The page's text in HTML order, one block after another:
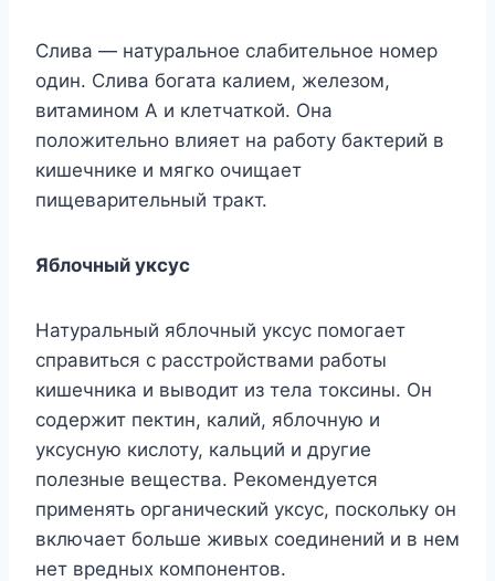
Слива — натуральное слабительное номер
один. Слива богата калием, железом,
витамином А и клетчаткой. Она
положительно влияет на работу бактерий в
кишечнике и мягко очищает
пищеварительный тракт.
Яблочный уксус
Натуральный яблочный уксус помогает
справиться с расстройствами работы
кишечника и выводит из тела токсины. Он
содержит пектин, калий, яблочную и
уксусную кислоту, кальций и другие
полезные вещества. Рекомендуется
применять органический уксус, поскольку он
включает больше живых соединений и в нем
нет вредных компонентов.